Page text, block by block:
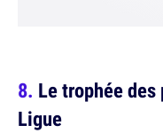
Le trophée
Ligue